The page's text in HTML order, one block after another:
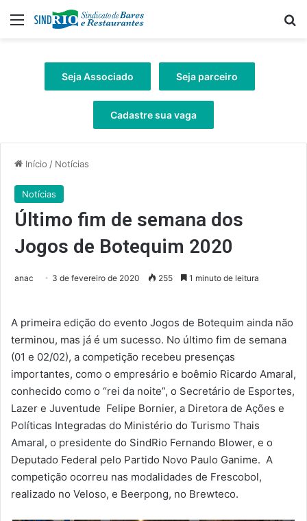
Menu
Seja Associado Seja parceiro
Cadastre sua vaga
Início / Notícias
Notícias
Último fim de semana dos
Jogos de Botequim 2020
anac 3 de fevereiro de 2020 255 1 minuto de leitura
​A primeira edição do evento Jogos de Botequim ainda não
terminou, mas já é um sucesso. No último fim de semana
(01 e 02/02), a competição recebeu presenças
importantes, como o empresário e boêmio Ricardo Amaral,
conhecido como o “rei da noite”, o Secretário de Esportes,
Lazer e Juventude Felipe Bornier, a Diretora de Ações e
Políticas Integradas do Ministério do Turismo Thais
Amaral, o presidente do SindRio Fernando Blower, e o
Deputado Federal pelo Partido Novo Paulo Ganime. A
competição ocorreu nas modalidades de Frescobol,
realizado no Veloso, e Beerpong, no Brewteco.